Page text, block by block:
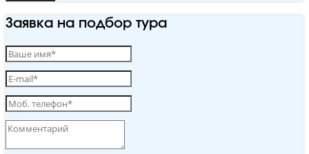
Заявка на подбор тура